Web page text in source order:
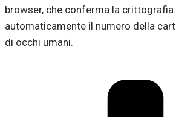
browser, che conferma la
automaticamente il numero della
di occhi umani.